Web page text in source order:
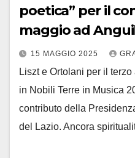
poetica” per il
maggio ad
15 MAGGIO 2025
Liszt e Ortolani per il
in Nobili Terre in Musica
contributo della
del Lazio. Ancora